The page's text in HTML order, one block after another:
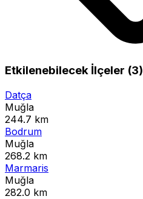
Etkilenebilecek İlçeler (3)
Datça
Muğla
244.7 km
Bodrum
Muğla
268.2 km
Marmaris
Muğla
282.0 km